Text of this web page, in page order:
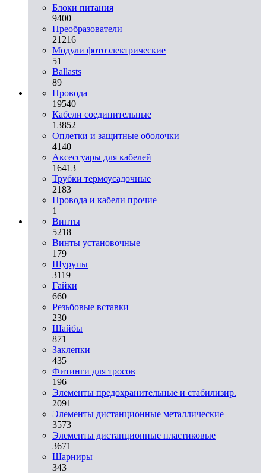
Блоки питания
9400
Преобразователи
21216
Модули фотоэлектрические
51
Ballasts
89
Провода
19540
Кабели соединительные
13852
Оплетки и защитные оболочки
4140
Аксессуары для кабелей
16413
Трубки термоусадочные
2183
Провода и кабели прочие
1
Винты
5218
Винты установочные
179
Шурупы
3119
Гайки
660
Резьбовые вставки
230
Шайбы
871
Заклепки
435
Фитинги для тросов
196
Элементы предохранительные и стабилизир.
2091
Элементы дистанционные металлические
3573
Элементы дистанционные пластиковые
3671
Шарниры
343